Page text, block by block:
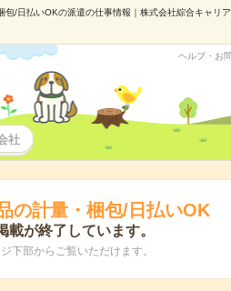
包/日払いOKの派遣の仕事情報｜株式会社綜合キャ
ヘルプ・お
社
の計量・梱包/日払いOK
が終了しています。
下部からご覧いただけます。